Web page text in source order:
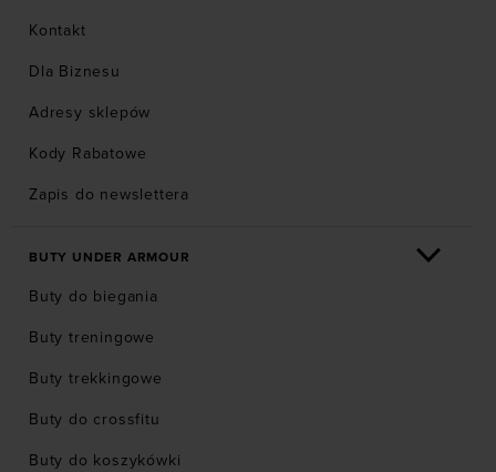
Kontakt
Dla Biznesu
Adresy sklepów
Kody Rabatowe
Zapis do newslettera
BUTY UNDER ARMOUR
Buty do biegania
Buty treningowe
Buty trekkingowe
Buty do crossfitu
Buty do koszykówki